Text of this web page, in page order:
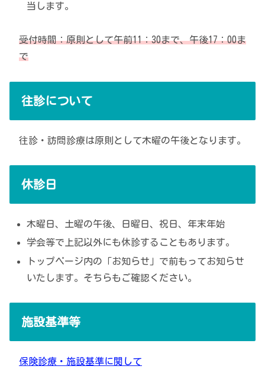
当します。
受付時間：原則として午前11：30まで、午後17：00ま
で
往診について
往診・訪問診療は原則として木曜の午後となります。
休診日
木曜日、土曜の午後、日曜日、祝日、年末年始
学会等で上記以外にも休診することもあります。
トップページ内の「お知らせ」で前もってお知らせ
いたします。そちらもご確認ください。
施設基準等
保険診療・施設基準に関して